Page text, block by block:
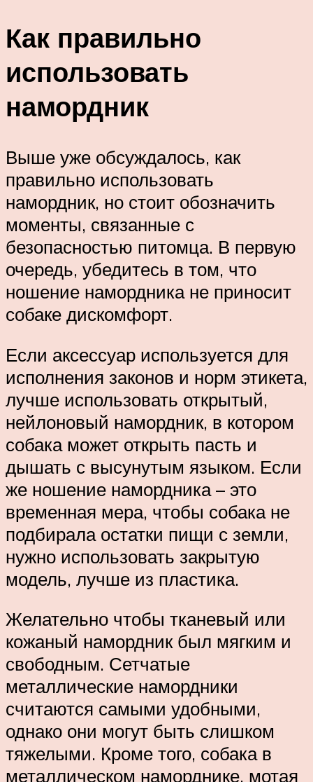
Как правильно
использовать
намордник
Выше уже обсуждалось, как
правильно использовать
намордник, но стоит обозначить
моменты, связанные с
безопасностью питомца. В первую
очередь, убедитесь в том, что
ношение намордника не приносит
собаке дискомфорт.
Если аксессуар используется для
исполнения законов и норм этикета,
лучше использовать открытый,
нейлоновый намордник, в котором
собака может открыть пасть и
дышать с высунутым языком. Если
же ношение намордника – это
временная мера, чтобы собака не
подбирала остатки пищи с земли,
нужно использовать закрытую
модель, лучше из пластика.
Желательно чтобы тканевый или
кожаный намордник был мягким и
свободным. Сетчатые
металлические намордники
считаются самыми удобными,
однако они могут быть слишком
тяжелыми. Кроме того, собака в
металлическом наморднике, мотая